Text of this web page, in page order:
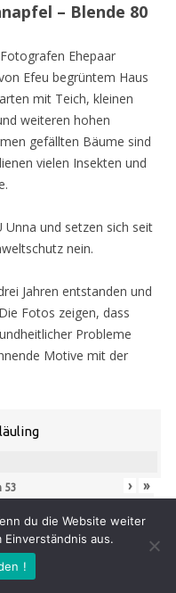
– Blende 80
Ehepaar
Efeu begrüntem Haus
mit Teich, kleinen
weiteren hohen
gefällten Bäume sind
vielen Insekten und
und setzen sich seit
nein.
Jahren entstanden und
Fotos zeigen, dass
Probleme
Motive mit der
53 › »
Uhr
– Do. 8.30 – 16.00 Uhr,
du die Website weiter
aus.
!